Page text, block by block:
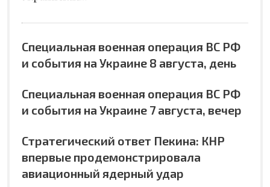
Специальная военная операция ВС РФ
и события на Украине 8 августа, день
Специальная военная операция ВС РФ
и события на Украине 7 августа, вечер
Стратегический ответ Пекина: КНР
впервые продемонстрировала
авиационный ядерный удар